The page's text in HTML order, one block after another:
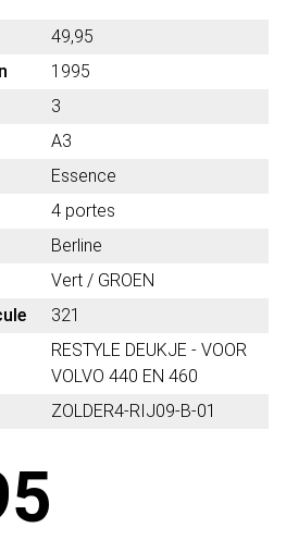
49,95
1995
3
A3
Essence
4 portes
Berline
Vert / GROEN
321
RESTYLE DEUKJE - VOOR
VOLVO 440 EN 460
ZOLDER4-RIJ09-B-01